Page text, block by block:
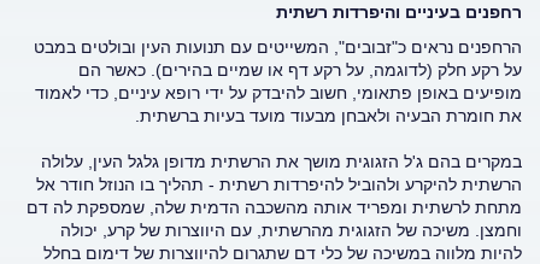
רחפנים בעיניים והיפרדות רשתית
הרחפנים נראים כ"זבובים", המשייטים עם תנועות העין ובולטים במבט
על רקע חלק (לדוגמה, על רקע דף או שמיים בהירים). כאשר הם
מופיעים באופן פתאומי, חשוב להיבדק על ידי רופא עיניים, כדי לאמוד
את חומרת הבעיה ולאבחן מבעוד מועד בעיות ברשתית.
במקרים בהם ג'ל הזגוגית מושך את הרשתית מדופן גלגל העין, עלולה
הרשתית להיקרע ולהוביל להיפרדות רשתית - תהליך בו הנוזל חודר אל
מתחת לרשתית ומפריד אותה מהשכבה הדמית שלה, שמספקת לה דם
וחמצן. משיכה של הזגוגית מהרשתית, עם היווצרות של קרע, יכולה
להיות מלווה במשיכה של כלי דם שתגרום להיווצרות של דימום בחלל